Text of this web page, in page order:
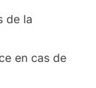
de la
en cas de